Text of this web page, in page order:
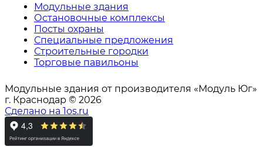
Модульные здания
Остановочные комплексы
Посты охраны
Специальные предложения
Строительные городки
Торговые павильоны
Модульные здания от производителя «Модуль Юг»
г. Краснодар © 2026
Сделано на 1os.ru